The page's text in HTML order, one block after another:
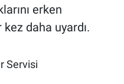
erken
daha uyardı.
Servisi